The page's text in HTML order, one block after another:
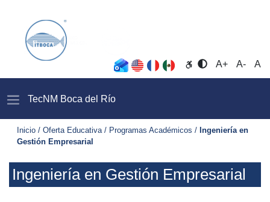
Opciones de
A+ A- A
TecNM Boca del Rí­o
Inicio / Oferta Educativa / Programas Académicos / Ingeniería en
Gestión Empresarial
Ingeniería en Gestión Empresarial